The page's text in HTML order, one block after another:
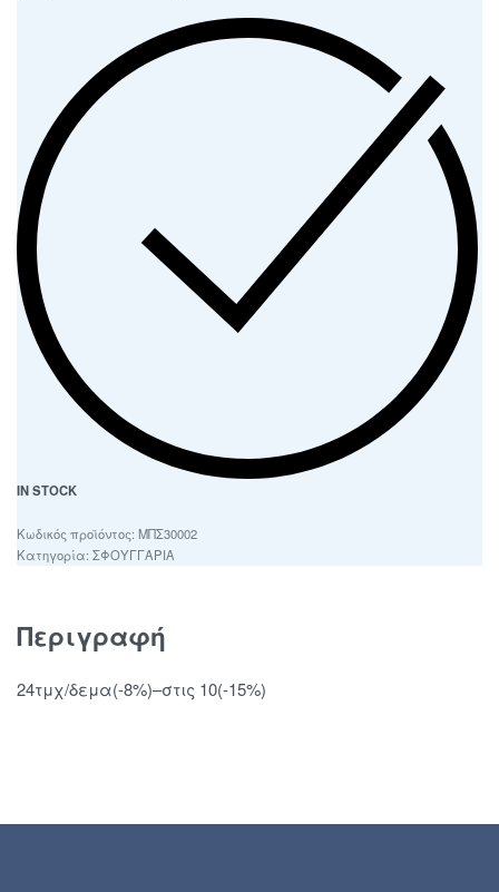
IN STOCK
ΜΠΣ30002
Κατηγορία: ΣΦΟΥΓΓΑΡΙΑ
Περιγραφή
24τμχ/δεμα(-8%)–στις 10(-15%)